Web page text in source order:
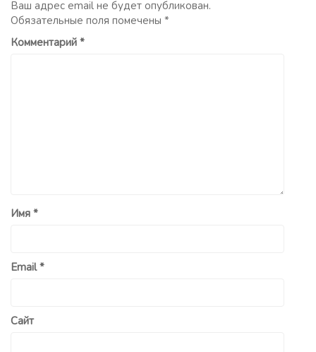
Ваш адрес email не будет опубликован.
Обязательные поля помечены *
Комментарий *
Имя *
Email*
Сайт